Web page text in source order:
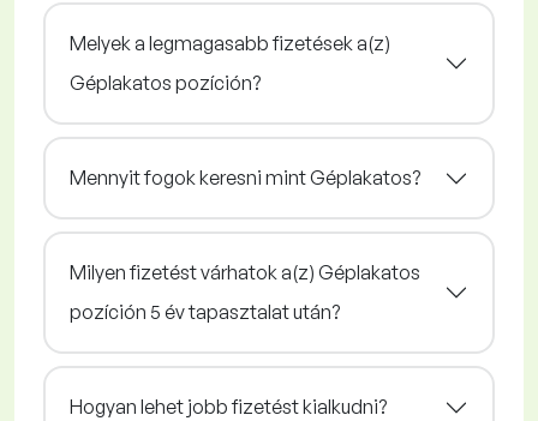
Melyek a legmagasabb fizetések a(z)
Géplakatos pozíción?
Mennyit fogok keresni mint Géplakatos?
Milyen fizetést várhatok a(z) Géplakatos
pozíción 5 év tapasztalat után?
Hogyan lehet jobb fizetést kialkudni?